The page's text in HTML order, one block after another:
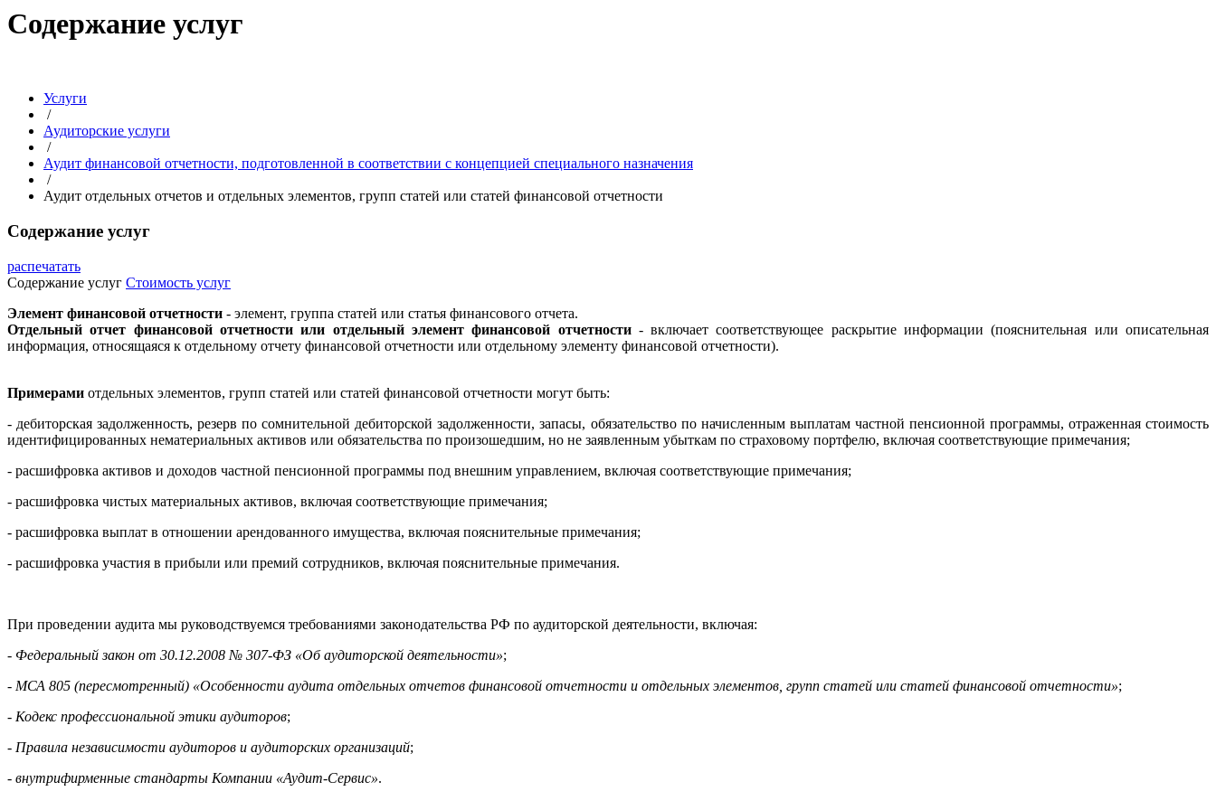
Содержание услуг
Услуги
/
Аудиторские услуги
/
Аудит финансовой отчетности, подготовленной в соответствии с концепцией специального назначения
/
Аудит отдельных отчетов и отдельных элементов, групп статей или статей финансовой отчетности
Содержание услуг
распечатать
Содержание услуг Стоимость услуг
Элемент финансовой отчетности - элемент, группа статей или статья финансового отчета.
Отдельный отчет финансовой отчетности или отдельный элемент финансовой отчетности- включает соответствующее раскрытие информации (пояснительная или описательная
информация, относящаяся к отдельному отчету финансовой отчетности или отдельному элементу финансовой отчетности).
Примерами отдельных элементов, групп статей или статей финансовой отчетности могут быть:
- дебиторская задолженность, резерв по сомнительной дебиторской задолженности, запасы, обязательство по начисленным выплатам частной пенсионной программы, отраженная стоимость
идентифицированных нематериальных активов или обязательства по произошедшим, но не заявленным убыткам по страховому портфелю, включая соответствующие примечания;
- расшифровка активов и доходов частной пенсионной программы под внешним управлением, включая соответствующие примечания;
- расшифровка чистых материальных активов, включая соответствующие примечания;
- расшифровка выплат в отношении арендованного имущества, включая пояснительные примечания;
- расшифровка участия в прибыли или премий сотрудников, включая пояснительные примечания.
При проведении аудита мы руководствуемся требованиями законодательства РФ по аудиторской деятельности, включая:
- Федеральный закон от 30.12.2008 № 307-ФЗ «Об аудиторской деятельности»;
- МСА 805 (пересмотренный) «Особенности аудита отдельных отчетов финансовой отчетности и отдельных элементов, групп статей или статей финансовой отчетности»;
- Кодекс профессиональной этики аудиторов;
- Правила независимости аудиторов и аудиторских организаций;
- внутрифирменные стандарты Компании «Аудит-Сервис».